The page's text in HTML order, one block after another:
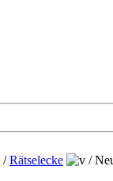
/Rätselecke /